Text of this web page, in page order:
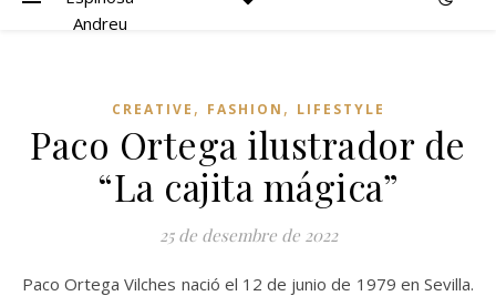
CREATIVE , FASHION , LIFESTYLE
Paco Ortega ilustrador de
“La cajita mágica”
25 de desembre de 2022
Paco Ortega Vilches nació el 12 de junio de 1979 en Sevilla.